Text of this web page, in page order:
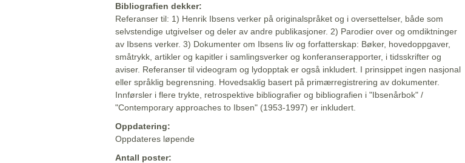
Bibliografien dekker:
Referanser til: 1) Henrik Ibsens verker på originalspråket og i oversettelser, både som
selvstendige utgivelser og deler av andre publikasjoner. 2) Parodier over og omdiktninger
av Ibsens verker. 3) Dokumenter om Ibsens liv og forfatterskap: Bøker, hovedoppgaver,
småtrykk, artikler og kapitler i samlingsverker og konferanserapporter, i tidsskrifter og
aviser. Referanser til videogram og lydopptak er også inkludert. I prinsippet ingen nasjonal
eller språklig begrensning. Hovedsaklig basert på primærregistrering av dokumenter.
Innførsler i flere trykte, retrospektive bibliografier og bibliografien i "Ibsenårbok" /
"Contemporary approaches to Ibsen" (1953-1997) er inkludert.
Oppdatering:
Oppdateres løpende
Antall poster: